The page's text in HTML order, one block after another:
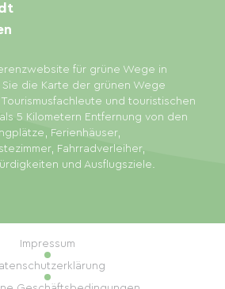
für grüne Wege in
Sie die Karte der grünen Wege
und touristischen
5 Kilometern Entfernung von den
Ferienhäuser,
Fahrradverleiher,
und Ausflugsziele.
Impressum